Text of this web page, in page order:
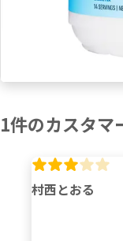
1件のカスタマ
村西とおる